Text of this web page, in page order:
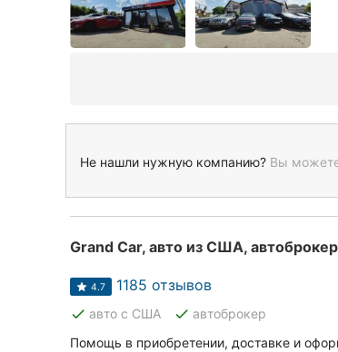
Не нашли нужную компанию? Вы
Grand Car, авто из США, автоброкер
4.7 1185 отзывов
done авто с США done автоброкер
Помощь в приобретении, доставке и